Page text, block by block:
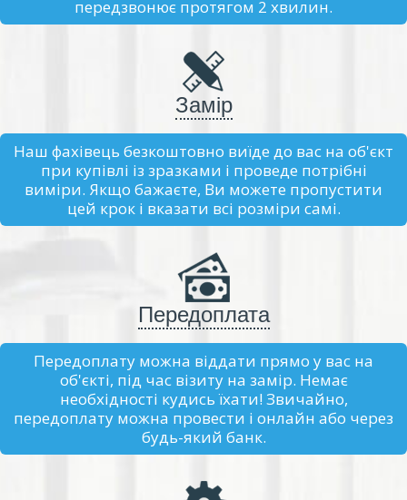
передзвонює протягом 2 хвилин.
Замір
Наш фахівець безкоштовно виїде до вас на об'єкт
при купівлі із зразками і проведе потрібні
виміри. Якщо бажаєте, Ви можете пропустити
цей крок і вказати всі розміри самі.
Передоплата
Передоплату можна віддати прямо у вас на
об'єкті, під час візиту на замір. Немає
необхідності кудись їхати! Звичайно,
передоплату можна провести і онлайн або через
будь-який банк.